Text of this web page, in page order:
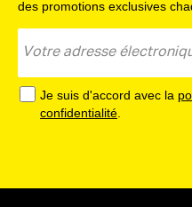
des promotions exclusives
Je suis d'accord avec la
confidentialité